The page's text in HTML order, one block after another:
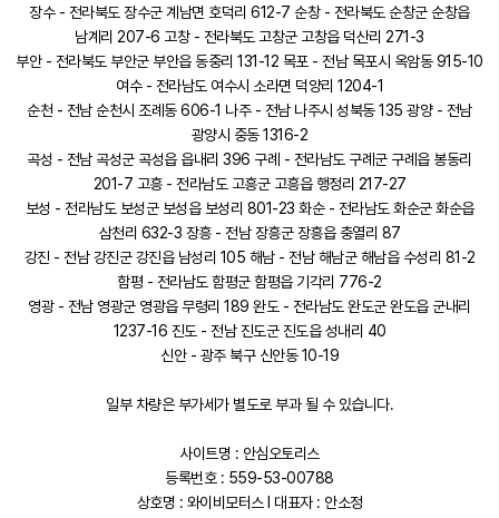
장수 - 전라북도 장수군 계남면 호덕리 612-7 순창 - 전라북도 순창군 순창읍
남계리 207-6 고창 - 전라북도 고창군 고창읍 덕산리 271-3
부안 - 전라북도 부안군 부안읍 동중리 131-12 목포 - 전남 목포시 옥암동 915-10
여수 - 전라남도 여수시 소라면 덕양리 1204-1
순천 - 전남 순천시 조례동 606-1 나주 - 전남 나주시 성북동 135 광양 - 전남
광양시 중동 1316-2
곡성 - 전남 곡성군 곡성읍 읍내리 396 구례 - 전라남도 구례군 구례읍 봉동리
201-7 고흥 - 전라남도 고흥군 고흥읍 행정리 217-27
보성 - 전라남도 보성군 보성읍 보성리 801-23 화순 - 전라남도 화순군 화순읍
삼천리 632-3 장흥 - 전남 장흥군 장흥읍 충열리 87
강진 - 전남 강진군 강진읍 남성리 105 해남 - 전남 해남군 해남읍 수성리 81-2
함평 - 전라남도 함평군 함평읍 기각리 776-2
영광 - 전남 영광군 영광읍 무령리 189 완도 - 전라남도 완도군 완도읍 군내리
1237-16 진도 - 전남 진도군 진도읍 성내리 40
신안 - 광주 북구 신안동 10-19
일부 차량은 부가세가 별도로 부과 될 수 있습니다.
사이트명 : 안심오토리스
등록번호 : 559-53-00788
상호명 : 와이비모터스 l 대표자 : 안소정